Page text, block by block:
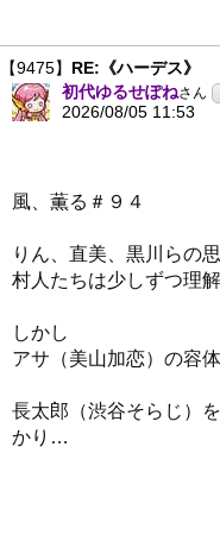
【9475】 RE:《ハーデス》
初代ゆるせぽねさん
2026/08/05 11:53
風、薫る＃９４
りん、直美、黒川らの
村人たちは少しずつ理
しかし
アサ（美山加恋）の容
長太郎（渋谷そらじ）
かり…